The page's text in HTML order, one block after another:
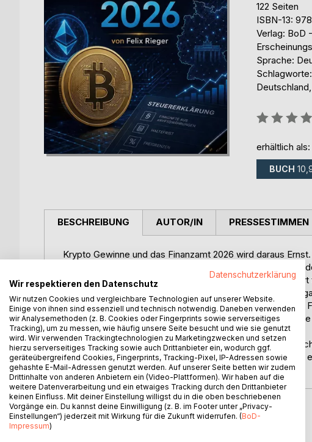
122 Seiten
ISBN-13:
Verlag: BoD
Sprache:
Bewertung::
erhältlich als:
BUCH
BESCHREIBUNG
Krypto Gewinne und das Finanzamt 2026 wird daraus
Transaktionsdaten künftig automatisch an die
wie Bitcoin & Co. in Deutschland besteuert werden,
Dieser verständliche Ratgeber bringt Ordnung ins Chaos,
einjährige Haltefrist dein stärkster Steuerhebel ist, wie die
funktionieren, wann ein Coin Tausch Steuer auslöst und
behandelt werden.
Mit drei komplett durchgerechneten Musterfällen, einer
SO Feld für Feld), legalen Sparstrategien, Checklisten und
BMF Schreiben, BFH Rechtsprechung und DAC8.
AUTOR/IN PRESSESTIMMEN
WEITERE TITEL BEI
Datenschutzerklärung
Wir respektieren den Datenschutz
Wir nutzen Cookies und vergleichbare Technologien auf unserer Website.
Einige von ihnen sind essenziell und technisch notwendig. Daneben verwenden
wir Analysemethoden (z. B. Cookies oder Fingerprints sowie serverseitiges
Tracking), um zu messen, wie häufig unsere Seite besucht und wie sie genutzt
wird. Wir verwenden Trackingtechnologien zu Marketingzwecken und setzen
hierzu serverseitiges Tracking sowie auch Drittanbieter ein, wodurch ggf.
geräteübergreifend Cookies, Fingerprints, Tracking-Pixel, IP-Adressen sowie
gehashte E-Mail-Adressen genutzt werden. Auf unserer Seite betten wir zudem
Drittinhalte von anderen Anbietern ein (Video-Plattformen). Wir haben auf die
weitere Datenverarbeitung und ein etwaiges Tracking durch den Drittanbieter
keinen Einfluss. Mit deiner Einstellung willigst du in die oben beschriebenen
Vorgänge ein. Du kannst deine Einwilligung (z. B. im Footer unter „Privacy-
Einstellungen“) jederzeit mit Wirkung für die Zukunft widerrufen. (BoD-
Impressum)